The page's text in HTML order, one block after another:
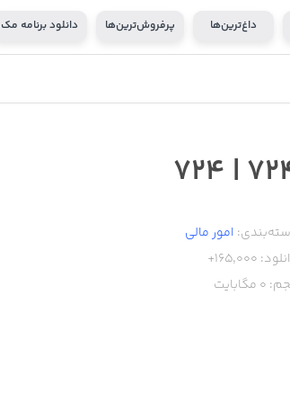
داغ‌ترین‌ها پرفروش‌ترین‌ها دانلود برنامه مک
| 724
امور ‌مالی
165,000+
0 مگابایت